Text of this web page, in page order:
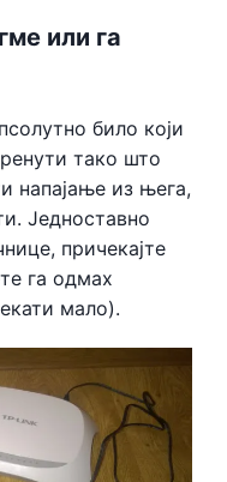
или га
било који
тако што
напајање из њега,
Једноставно
причекајте
га одмах
мало).